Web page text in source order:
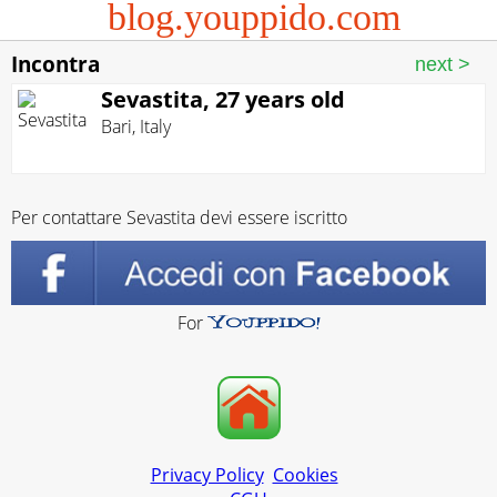
blog.youppido.com
Incontra
Sevastita, 27 years old
Bari, Italy
Per contattare Sevastita devi essere iscritto
For
Privacy Policy Cookies